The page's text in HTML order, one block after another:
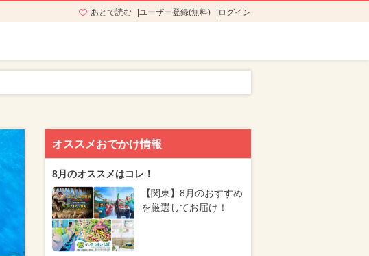
あとで読む ユーザー登録(無料) ログイン
オススメおでかけ情報
8月のオススメはコレ！
【関東】8月のおすすめ
を厳選してお届け！